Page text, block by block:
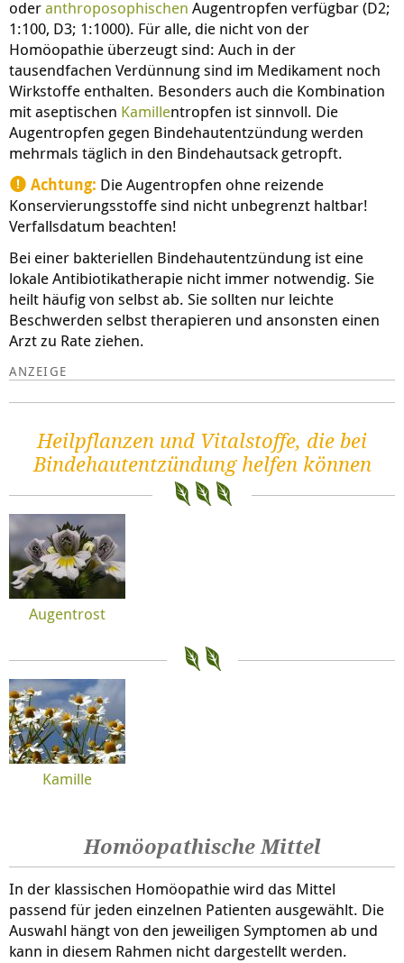
oderanthroposophischen Augentropfen verfügbar (D2;
1:100, D3; 1:1000). Für alle, die nicht von der
Homöopathie überzeugt sind: Auch in der
tausendfachen Verdünnung sind im Medikament noch
Wirkstoffe enthalten. Besonders auch die Kombination
mit aseptischen Kamillentropfen ist sinnvoll. Die
Augentropfen gegen Bindehautentzündung werden
mehrmals täglich in den Bindehautsack getropft.
Achtung: Die Augentropfen ohne reizende
Konservierungsstoffe sind nicht unbegrenzt haltbar!
Verfallsdatum beachten!
Bei einer bakteriellen Bindehautentzündung ist eine
lokale Antibiotikatherapie nicht immer notwendig. Sie
heilt häufig von selbst ab. Sie sollten nur leichte
Beschwerden selbst therapieren und ansonsten einen
Arzt zu Rate ziehen.
Heilpflanzen und Vitalstoffe, die bei
Bindehautentzündung helfen können
Augentrost
Kamille
Homöopathische Mittel
In der klassischen Homöopathie wird das Mittel
passend für jeden einzelnen Patienten ausgewählt. Die
Auswahl hängt von den jeweiligen Symptomen ab und
kann in diesem Rahmen nicht dargestellt werden.